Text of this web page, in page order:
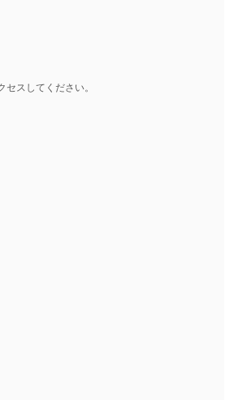
スしてください。